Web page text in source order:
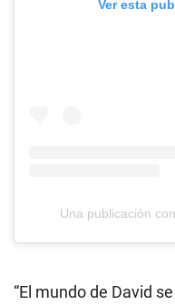
Ver esta
Una publicación
“El mundo de David